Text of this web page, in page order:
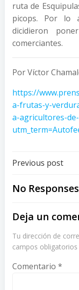
ruta de
picops. Por lo
dicidieron
comerciantes.
PorVíctor
https://
a-frutas-y-
a-agricultores-
Post
Previous post
No Responses
Deja un
Tu dirección de
campos
Comentario *